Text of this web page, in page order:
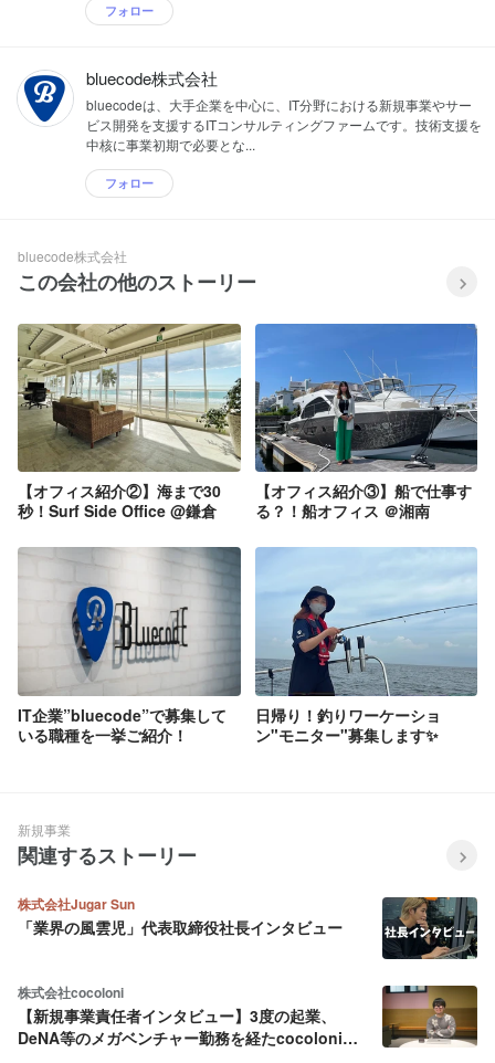
フォロー
bluecode株式会社
bluecodeは、大手企業を中心に、IT分野における新規事業やサー
ビス開発を支援するITコンサルティングファームです。技術支援を
中核に事業初期で必要とな...
フォロー
bluecode株式会社
この会社の他のストーリー
【オフィス紹介②】海まで30
秒！Surf Side Office @鎌倉
【オフィス紹介③】船で仕事す
る？！船オフィス ＠湘南
IT企業”bluecode”で募集して
いる職種を一挙ご紹介！
日帰り！釣りワーケーショ
ン"モニター"募集します✨
新規事業
関連するストーリー
株式会社Jugar Sun
「業界の風雲児」代表取締役社長インタビュー
株式会社cocoloni
【新規事業責任者インタビュー】3度の起業、
DeNA等のメガベンチャー勤務を経たcocoloni新